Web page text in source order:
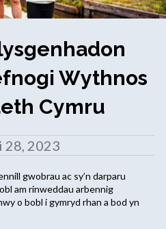
Wythnos
Cymru
28, 2023
gwobrau ac sy’n darparu
am rinweddau arbennig
o bobl i gymryd rhan a bod yn